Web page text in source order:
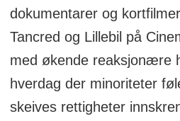
dokumentarer og
Tancred og Lillebil på
med økende reaksjonære
hverdag der minoriteter
skeives rettigheter